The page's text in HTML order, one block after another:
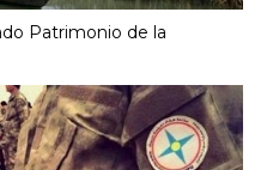
Patrimonio de la